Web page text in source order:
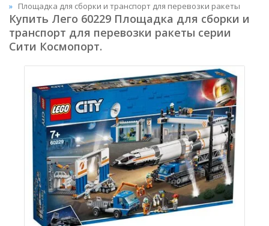
Площадка для сборки и транспорт для перевозки ракеты
Купить Лего 60229 Площадка для сборки и
транспорт для перевозки ракеты серии
Сити Космопорт.